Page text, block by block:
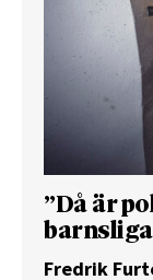
”Då är
Fredrik